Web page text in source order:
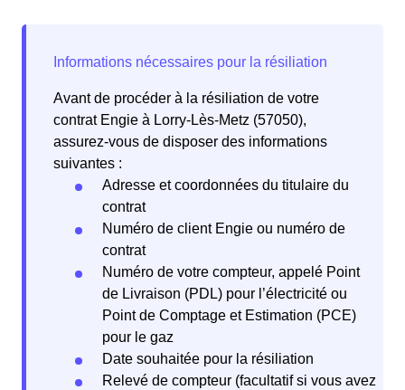
Avant de procéder à la résiliation de votre
contrat Engie à Lorry-Lès-Metz (57050),
assurez-vous de disposer des informations
suivantes :
Adresse et coordonnées du titulaire du
contrat
Numéro de client Engie ou numéro de
contrat
Numéro de votre compteur, appelé Point
de Livraison (PDL) pour l’électricité ou
Point de Comptage et Estimation (PCE)
pour le gaz
Date souhaitée pour la résiliation
Relevé de compteur (facultatif si vous avez